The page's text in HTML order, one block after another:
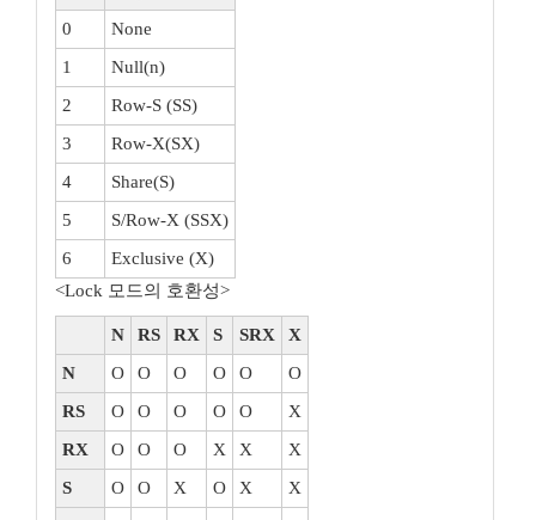
0
None
1
Null(n)
2
Row-S (SS)
3
Row-X(SX)
4
Share(S)
5
S/Row-X (SSX)
6
Exclusive (X)
<Lock 모드의 호환성>
N RS RX S SRX
X
N
O O O O O
O
RS
O O O O O
X
RX
O O O X X
X
S
O O X O X
X